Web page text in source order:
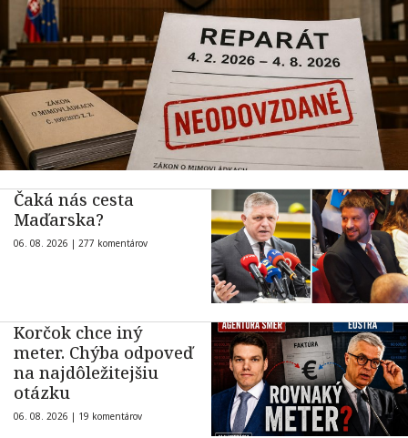
Čaká nás cesta
Maďarska?
06. 08. 2026 | 277 komentárov
Korčok chce iný
meter. Chýba odpoveď
na najdôležitejšiu
otázku
06. 08. 2026 | 19 komentárov